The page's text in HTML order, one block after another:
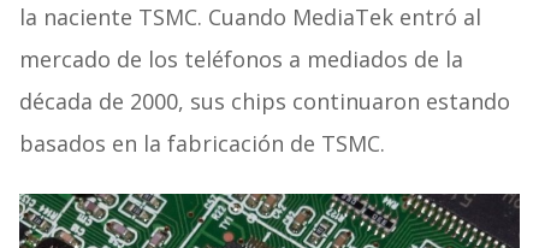
la naciente TSMC. Cuando MediaTek entró al
mercado de los teléfonos a mediados de la
década de 2000, sus chips continuaron estando
basados en la fabricación de TSMC.